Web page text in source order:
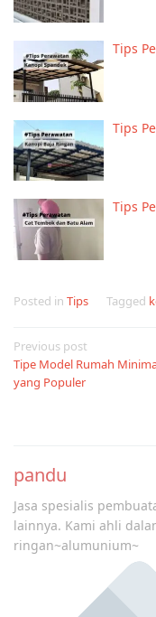
Tips
Tips
Tips
Posted in Tips Tagged
Post
navigation
Previous post
Tipe Model Rumah
yang Populer
pandu
Jasa spesialis
lainnya. Kami ahli
ringan~alumunium~